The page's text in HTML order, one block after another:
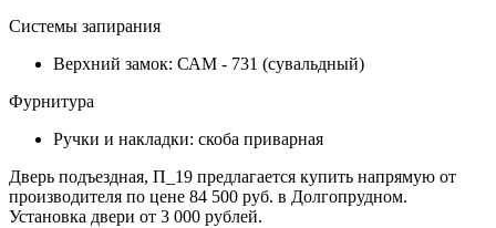
Системы запирания
Верхний замок: САМ - 731 (сувальдный)
Фурнитура
Ручки и накладки: скоба приварная
Дверь подъездная, П_19 предлагается купить напрямую от
производителя по цене 84 500 руб. в Долгопрудном.
Установка двери от 3 000 рублей.